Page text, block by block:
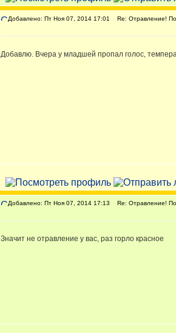
Добавлено: Пт Ноя 07, 2014 17:01 Re: Отравление!
Добавлю. Вчера у младшей пропал голос,
Добавлено: Пт Ноя 07, 2014 17:13 Re: Отравление!
Значит не отравление у вас, раз горло красное